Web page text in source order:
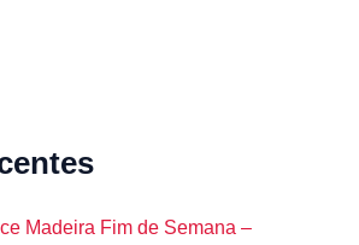
Madeira Fim de Semana –